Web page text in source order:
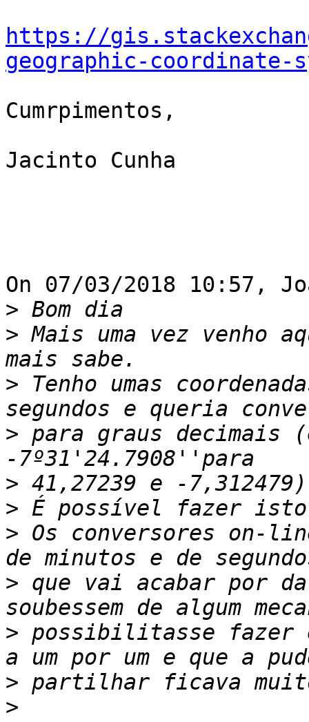
https://
geographic-coordinate-
Cumrpimentos,
Jacinto Cunha
On 07/03/2018 10:57,
>
> Mais uma vez venho
> Tenho umas
> para graus decimais
>
>
> Os conversores on-
> que vai acabar por
> possibilitasse fazer
>
>